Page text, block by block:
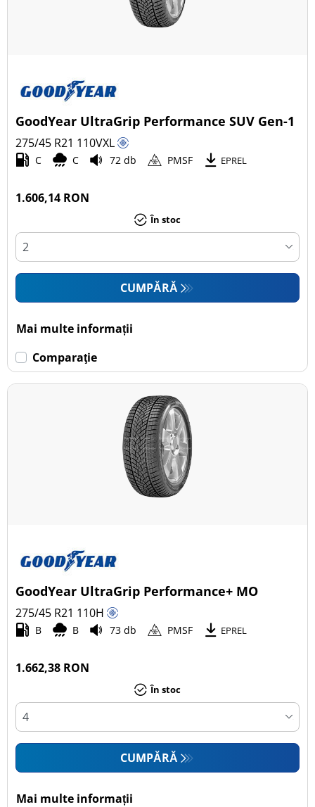
GoodYear UltraGrip Performance SUV Gen-1
275/45 R21 110VXL
C C 72 db PMSF EPREL
1.606,14 RON
În stoc
CUMPĂRĂ
Mai multe informații
Comparaţie
GoodYear UltraGrip Performance+ MO
275/45 R21 110H
B B 73 db PMSF EPREL
1.662,38 RON
În stoc
CUMPĂRĂ
Mai multe informații